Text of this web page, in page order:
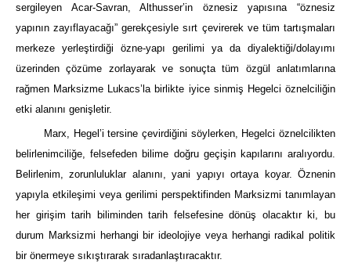
sergileyen Acar-Savran, Althusser’in öznesiz yapısına “öznesiz
yapının zayıflayacağı” gerekçesiyle sırt çevirerek ve tüm tartışmaları
merkeze yerleştirdiği özne-yapı gerilimi ya da diyalektiği/dolayımı
üzerinden çözüme zorlayarak ve sonuçta tüm özgül anlatımlarına
rağmen Marksizme Lukacs’la birlikte iyice sinmiş Hegelci öznelciliğin
etki alanını genişletir.
Marx, Hegel’i tersine çevirdiğini söylerken, Hegelci öznelcilikten
belirlenimciliğe, felsefeden bilime doğru geçişin kapılarını aralıyordu.
Belirlenim, zorunluluklar alanını, yani yapıyı ortaya koyar. Öznenin
yapıyla etkileşimi veya gerilimi perspektifinden Marksizmi tanımlayan
her girişim tarih biliminden tarih felsefesine dönüş olacaktır ki, bu
durum Marksizmi herhangi bir ideolojiye veya herhangi radikal politik
bir önermeye sıkıştırarak sıradanlaştıracaktır.